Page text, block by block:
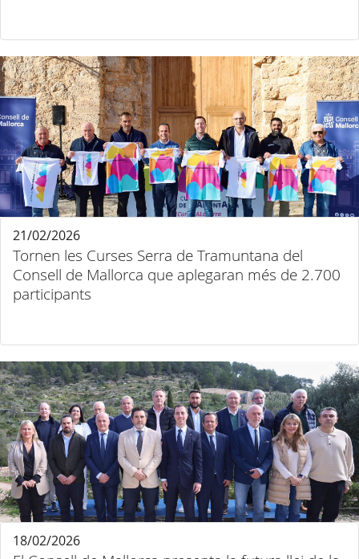
Tornen les Curses Serra de Tramuntana del
Consell de Mallorca que aplegaran més de 2.700
participants
21/02/2026
18/02/2026